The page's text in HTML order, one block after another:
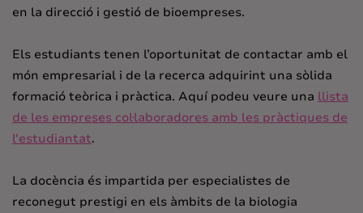
en la direcció i gestió de bioempreses.
Els estudiants tenen l’oportunitat de contactar amb el
món empresarial i de la recerca adquirint una sòlida
formació teòrica i pràctica. Aquí podeu veure una llista
de les empreses col·laboradores amb les pràctiques de
l'estudiantat.
La docència és impartida per especialistes de
reconegut prestigi en els àmbits de la biologia